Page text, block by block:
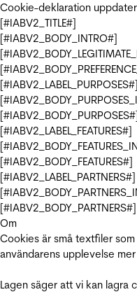
Cookie-deklaration
[#IABV2_TITLE#]
[#IABV2_BODY_INTRO#]
[#IABV2_LABEL_PURPOSES#]
[#IABV2_LABEL_FEATURES#]
[#IABV2_BODY_FEATURES#]
[#IABV2_LABEL_PARTNERS#]
[#IABV2_BODY_PARTNERS#]
Om
Cookies är små textfiler
användarens upplevelse
Lagen säger att vi kan lagra